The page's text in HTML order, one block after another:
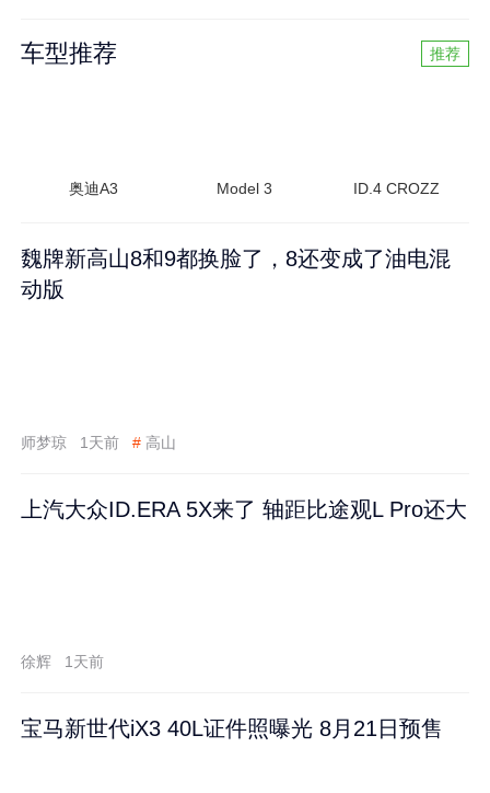
车型推荐 推荐
奥迪A3 Model 3 ID.4 CROZZ
魏牌新高山8和9都换脸了，8还变成了油电混
动版
师梦琼 1天前 # 高山
上汽大众ID.ERA 5X来了 轴距比途观L Pro还大
徐辉 1天前
宝马新世代iX3 40L证件照曝光 8月21日预售